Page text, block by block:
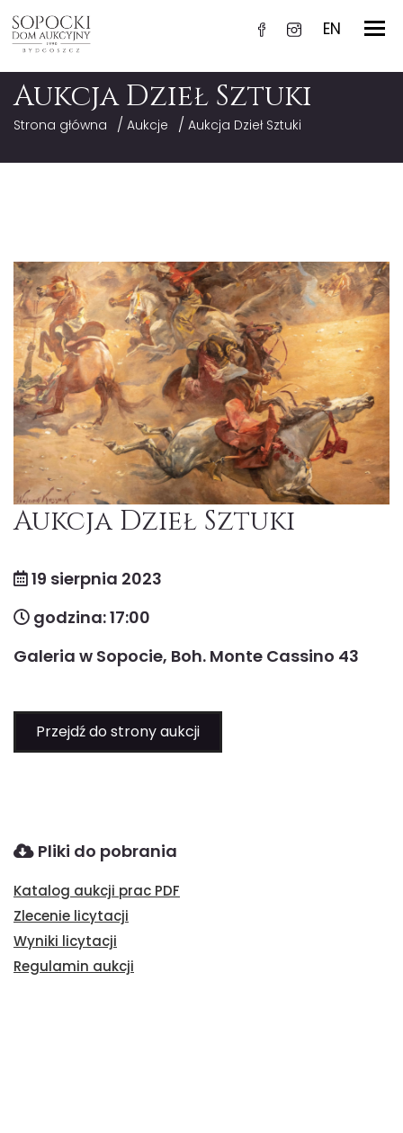
EN
Aukcja Dzieł Sztuki
Strona główna / Aukcje / Aukcja Dzieł Sztuki
Aukcja Dzieł Sztuki
19 sierpnia 2023
godzina: 17:00
Galeria w Sopocie, Boh. Monte Cassino 43
Przejdź do strony aukcji
Pliki do pobrania
Katalog aukcji prac PDF
Zlecenie licytacji
Wyniki licytacji
Regulamin aukcji